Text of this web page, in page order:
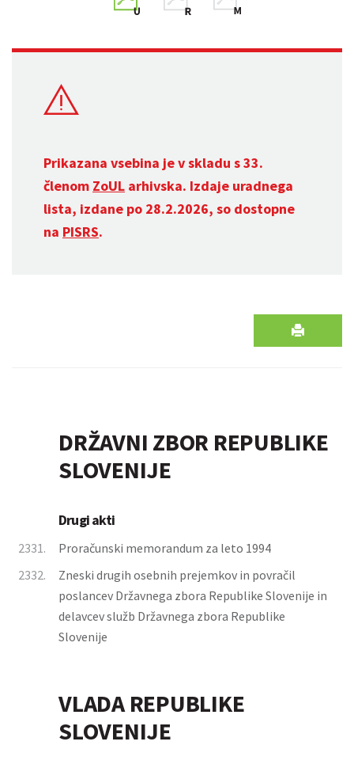
Prikazana vsebina je v skladu s 33.
členom ZoUL arhivska. Izdaje uradnega
lista, izdane po 28.2.2026, so dostopne
na PISRS.
DRŽAVNI ZBOR REPUBLIKE
SLOVENIJE
Drugi akti
2331.
Proračunski memorandum za leto 1994
2332.
Zneski drugih osebnih prejemkov in povračil
poslancev Državnega zbora Republike Slovenije in
delavcev služb Državnega zbora Republike
Slovenije
VLADA REPUBLIKE
SLOVENIJE